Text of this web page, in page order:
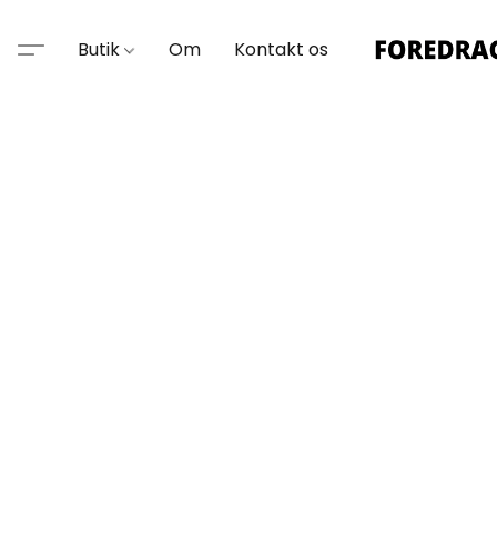
Butik Om Kontakt os